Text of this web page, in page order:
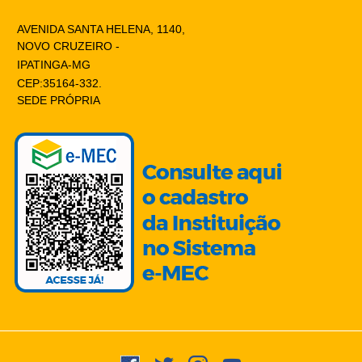
AVENIDA SANTA HELENA, 1140,
NOVO CRUZEIRO -
IPATINGA-MG
CEP:35164-332.
SEDE PRÓPRIA